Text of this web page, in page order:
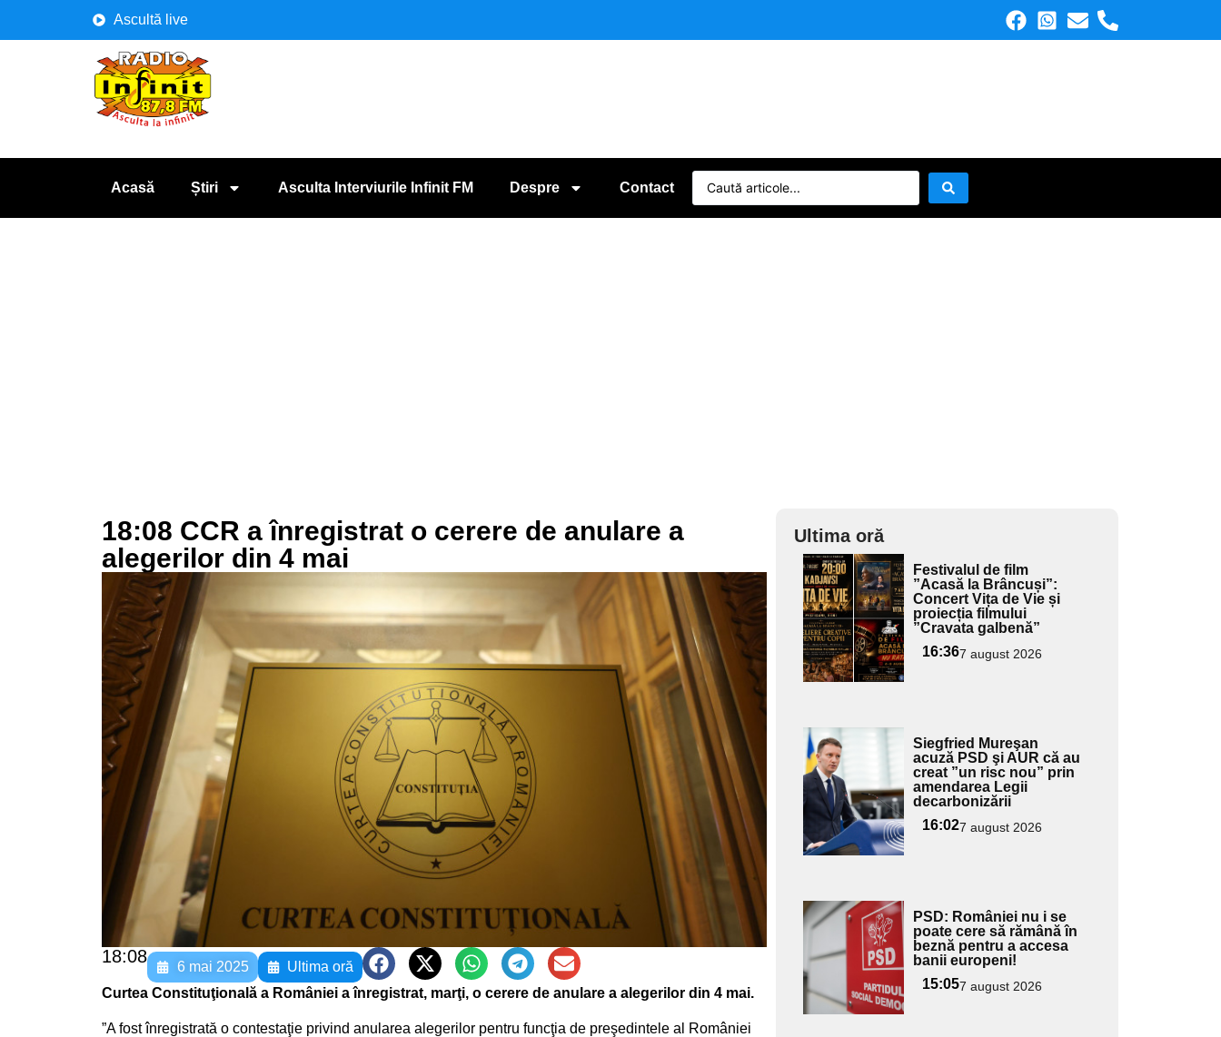
Ascultă live
Acasă Știri Asculta Interviurile Infinit FM Despre Contact
18:08 CCR a înregistrat o cerere de anulare a
alegerilor din 4 mai
18:08
6 mai 2025
Ultima oră
Curtea Constituţională a României a înregistrat, marţi, o cerere de anulare a alegerilor din 4 mai.
”A fost înregistrată o contestaţie privind anularea alegerilor pentru funcţia de preşedintele al României
Ultima oră
Adaugă
aici textul
pentru
subtitlu
Festivalul de film
”Acasă la Brâncuși”:
Concert Vița de Vie și
proiecția filmului
”Cravata galbenă”
16:367 august 2026
Adaugă
aici textul
pentru
subtitlu
Siegfried Mureşan
acuză PSD şi AUR că au
creat ”un risc nou” prin
amendarea Legii
decarbonizării
16:027 august 2026
Adaugă
aici textul
pentru
subtitlu
PSD: României nu i se
poate cere să rămână în
beznă pentru a accesa
banii europeni!
15:057 august 2026